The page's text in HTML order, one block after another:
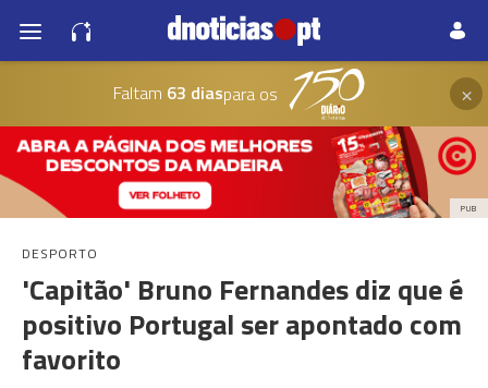
Faltam 63 diaspara os ×
PUB
DESPORTO
'Capitão' Bruno Fernandes diz que é
positivo Portugal ser apontado com
favorito